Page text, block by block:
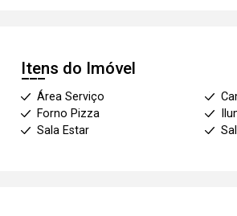
Itens do Imóvel
Área Serviço
Forno Pizza
Sala Estar